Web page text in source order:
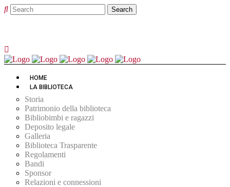
HOME
LA BIBLIOTECA
Storia
Patrimonio della biblioteca
Bibliobimbi e ragazzi
Deposito legale
Galleria
Biblioteca Trasparente
Regolamenti
Bandi
Sponsor
Relazioni e connessioni